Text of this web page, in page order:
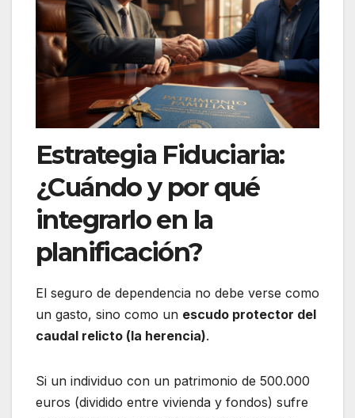
Estrategia Fiduciaria:
¿Cuándo y por qué
integrarlo en la
planificación?
El seguro de dependencia no debe verse como
un gasto, sino como un escudo protector del
caudal relicto (la herencia).
Si un individuo con un patrimonio de 500.000
euros (dividido entre vivienda y fondos) sufre